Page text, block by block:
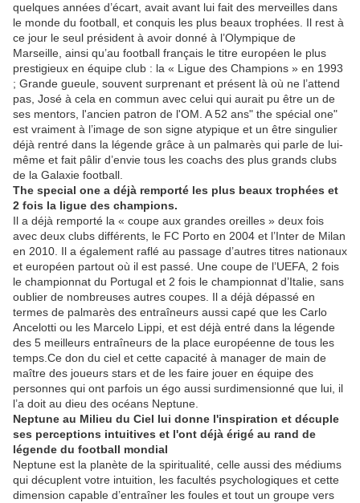
quelques années d’écart, avait avant lui fait des merveilles dans
le monde du football, et conquis les plus beaux trophées. Il rest à
ce jour le seul président à avoir donné à l’Olympique de
Marseille, ainsi qu’au football français le titre européen le plus
prestigieux en équipe club : la « Ligue des Champions » en 1993
; Grande gueule, souvent surprenant et présent là où ne l’attend
pas, José à cela en commun avec celui qui aurait pu être un de
ses mentors, l'ancien patron de l'OM. A 52 ans" the spécial one"
est vraiment à l’image de son signe atypique et un être singulier
déjà rentré dans la légende grâce à un palmarès qui parle de lui-
même et fait pâlir d’envie tous les coachs des plus grands clubs
de la Galaxie football.
The special one a déjà remporté les plus beaux trophées et
2 fois la ligue des champions.
Il a déjà remporté la « coupe aux grandes oreilles » deux fois
avec deux clubs différents, le FC Porto en 2004 et l’Inter de Milan
en 2010. Il a également raflé au passage d’autres titres nationaux
et européen partout où il est passé. Une coupe de l’UEFA, 2 fois
le championnat du Portugal et 2 fois le championnat d’Italie, sans
oublier de nombreuses autres coupes. Il a déjà dépassé en
termes de palmarès des entraîneurs aussi capé que les Carlo
Ancelotti ou les Marcelo Lippi, et est déjà entré dans la légende
des 5 meilleurs entraîneurs de la place européenne de tous les
temps.Ce don du ciel et cette capacité à manager de main de
maître des joueurs stars et de les faire jouer en équipe des
personnes qui ont parfois un égo aussi surdimensionné que lui, il
l’a doit au dieu des océans Neptune.
Neptune au Milieu du Ciel lui donne l'inspiration et décuple
ses perceptions intuitives et l'ont déjà érigé au rand de
légende du football mondial
Neptune est la planète de la spiritualité, celle aussi des médiums
qui décuplent votre intuition, les facultés psychologiques et cette
dimension capable d’entraîner les foules et tout un groupe vers